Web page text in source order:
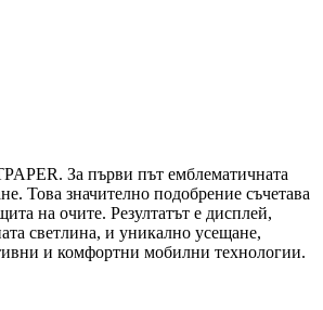
За първи път емблематичната
Това значително подобрение съчетава
на очите. Резултатът е дисплей,
светлина, и уникално усещане,
и комфортни мобилни технологии.